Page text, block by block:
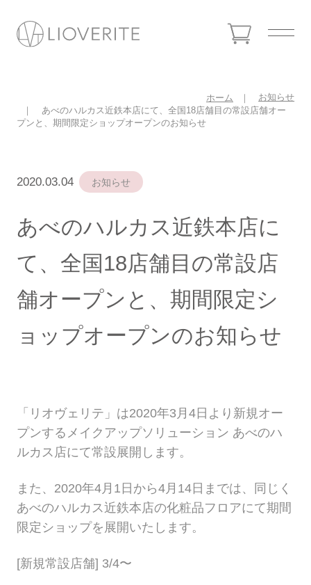
ホーム
お知らせ
あべのハルカス近鉄本店にて、全国18店舗目の常設店舗オー
プンと、期間限定ショップオープンのお知らせ
2020.03.04 お知らせ
あべのハルカス近鉄本店に
て、全国18店舗目の常設店
舗オープンと、期間限定シ
ョップオープンのお知らせ
「リオヴェリテ」は2020年3月4日より新規オー
プンするメイクアップソリューション あべのハ
ルカス店にて常設展開します。
また、2020年4月1日から4月14日までは、同じく
あべのハルカス近鉄本店の化粧品フロアにて期間
限定ショップを展開いたします。
[新規常設店舗] 3/4〜